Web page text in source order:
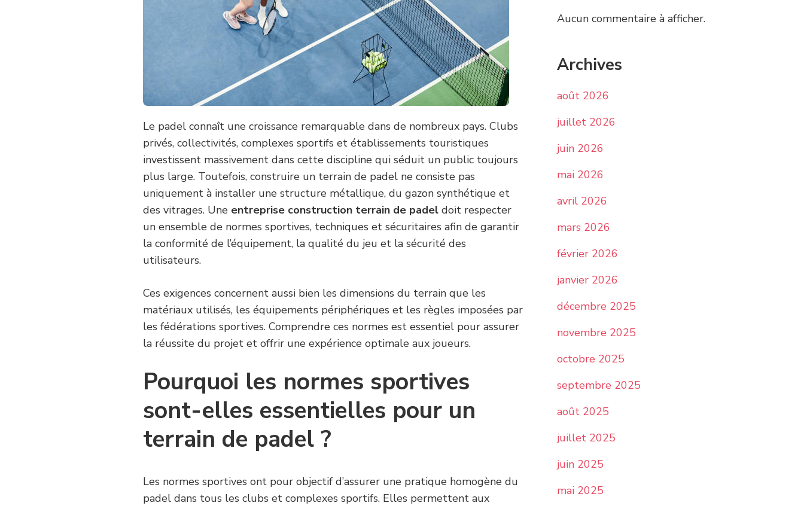
Le padel connaît une croissance remarquable dans de nombreux pays. Clubs
privés, collectivités, complexes sportifs et établissements touristiques
investissent massivement dans cette discipline qui séduit un public toujours
plus large. Toutefois, construire un terrain de padel ne consiste pas
uniquement à installer une structure métallique, du gazon synthétique et
des vitrages. Une entreprise construction terrain de padel doit respecter
un ensemble de normes sportives, techniques et sécuritaires afin de garantir
la conformité de l’équipement, la qualité du jeu et la sécurité des
utilisateurs.
Ces exigences concernent aussi bien les dimensions du terrain que les
matériaux utilisés, les équipements périphériques et les règles imposées par
les fédérations sportives. Comprendre ces normes est essentiel pour assurer
la réussite du projet et offrir une expérience optimale aux joueurs.
Pourquoi les normes sportives
sont-elles essentielles pour un
terrain de padel ?
Les normes sportives ont pour objectif d’assurer une pratique homogène du
padel dans tous les clubs et complexes sportifs. Elles permettent aux
Aucun commentaire à afficher.
Archives
août 2026
juillet 2026
juin 2026
mai 2026
avril 2026
mars 2026
février 2026
janvier 2026
décembre 2025
novembre 2025
octobre 2025
septembre 2025
août 2025
juillet 2025
juin 2025
mai 2025